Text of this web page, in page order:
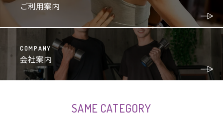
ご利用案内
会社案内
COMPANY
SAME CATEGORY